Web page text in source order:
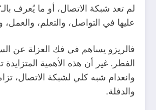
لم تعد شبكة الاتصال، أو ما يُعرف
عليها في التواصل، والتعلم،
فالريزو يساهم في فك العزلة عن
الفطر. غير أن هذه الأهمية
وانعدام شبه كلي لشبكة الاتصال،
والدفلة.